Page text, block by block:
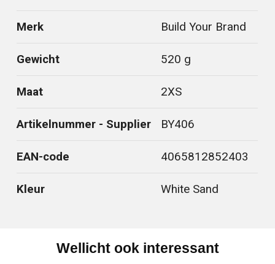
Merk Build Your Brand
Gewicht 520 g
Maat 2XS
Artikelnummer - Supplier BY406
EAN-code 4065812852403
Kleur White Sand
Wellicht ook interessant